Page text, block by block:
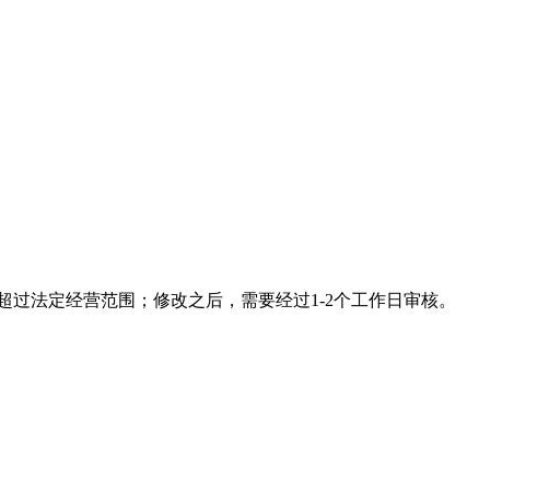
法定经营范围；修改之后，需要经过1-2个工作日审核。